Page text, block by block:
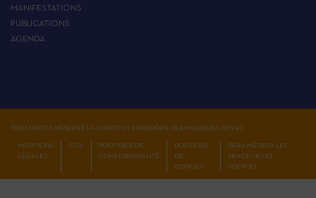
MANIFESTATIONS
PUBLICATIONS
AGENDA
TOUS DROITS RÉSERVÉS À L'INSTITUT EUROPÉEN DES MUSIQUES JUIVES
MENTIONS
LÉGALES
CGV
POLITIQUE DE
CONFIDENTIALITÉ
POLITIQUE
DE
COOKIES
PARAMÉTRER LES
TRACEURS ET
COOKIES